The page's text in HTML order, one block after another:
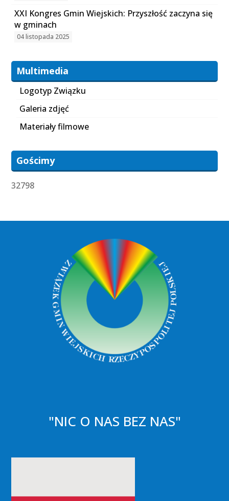
XXI Kongres Gmin Wiejskich: Przyszłość zaczyna się
w gminach
04 listopada 2025
Multimedia
Logotyp Związku
Galeria zdjęć
Materiały filmowe
Gościmy
32798
"NIC O NAS BEZ NAS"